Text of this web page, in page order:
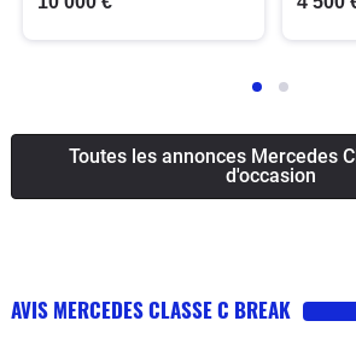
Toutes les annonces Mercedes
d'occasion
AVIS MERCEDES CLASSE C BREAK